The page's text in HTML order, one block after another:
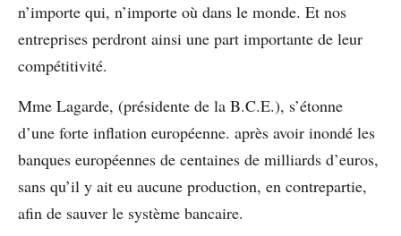
n’importe qui, n’importe où dans le monde. Et nos
entreprises perdront ainsi une part importante de leur
compétitivité.
Mme Lagarde, (présidente de la B.C.E.), s’étonne
d’une forte inflation européenne. après avoir inondé les
banques européennes de centaines de milliards d’euros,
sans qu’il y ait eu aucune production, en contrepartie,
afin de sauver le système bancaire.